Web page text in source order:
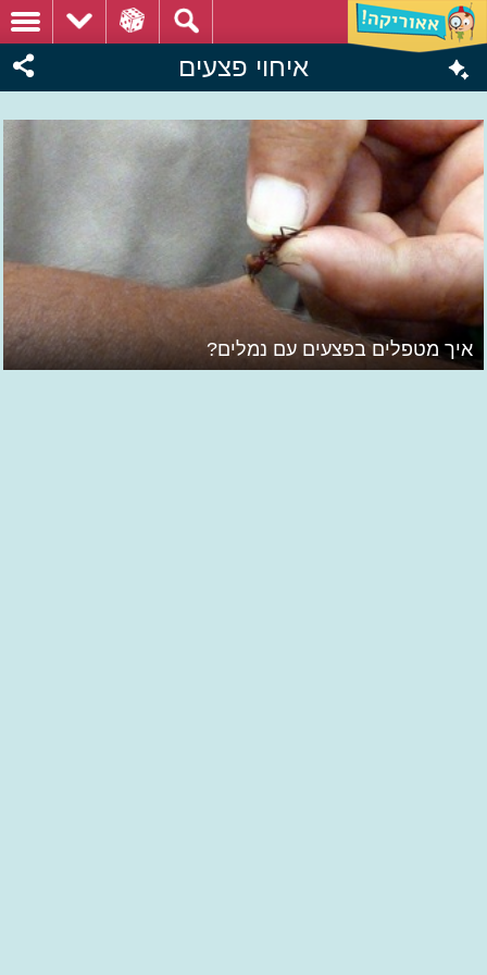
איחוי פצעים
איך מטפלים בפצעים עם נמלים?